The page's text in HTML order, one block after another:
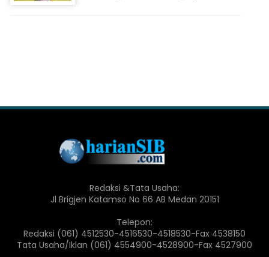
Redaksi &Tata Usaha:
Jl Brigjen Katamso No 66 AB Medan 20151
Telepon:
Redaksi (061) 4512530-4516530-4518530-Fax 4538150
Tata Usaha/Iklan (061) 4554900-4528900-Fax 4527900